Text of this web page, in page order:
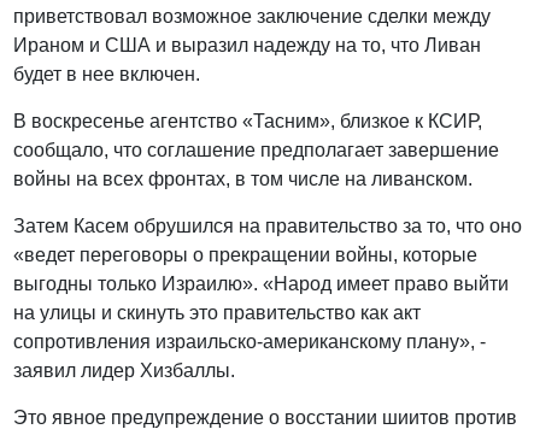
приветствовал возможное заключение сделки между
Ираном и США и выразил надежду на то, что Ливан
будет в нее включен.
В воскресенье агентство «Тасним», близкое к КСИР,
сообщало, что соглашение предполагает завершение
войны на всех фронтах, в том числе на ливанском.
Затем Касем обрушился на правительство за то, что оно
«ведет переговоры о прекращении войны, которые
выгодны только Израилю». «Народ имеет право выйти
на улицы и скинуть это правительство как акт
сопротивления израильско-американскому плану», -
заявил лидер Хизбаллы.
Это явное предупреждение о восстании шиитов против